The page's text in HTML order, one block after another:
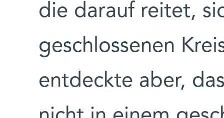
die darauf reitet,
geschlossenen
entdeckte aber,